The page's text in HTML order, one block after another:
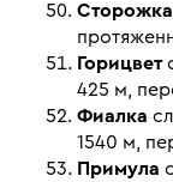
Сторожка
Горицвет
425 м,
Фиалка
1540 м,
Примула